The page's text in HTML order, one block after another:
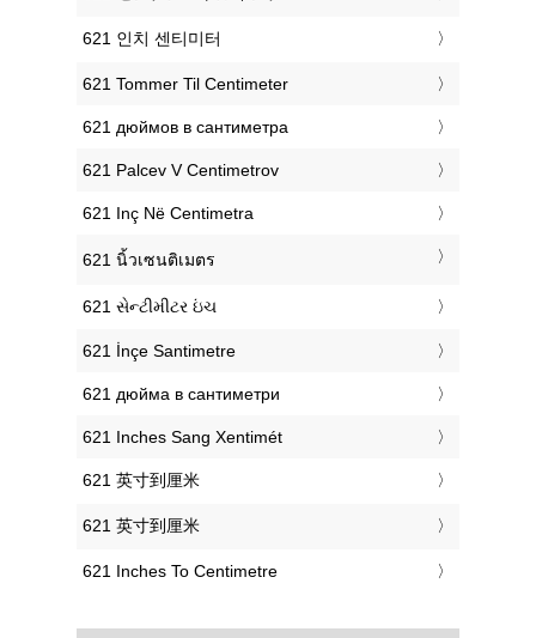
‎621 인치 센티미터
‎621 Tommer Til Centimeter
‎621 дюймов в сантиметра
‎621 Palcev V Centimetrov
‎621 Inç Në Centimetra
‎621 นิ้วเซนติเมตร
‎621 સેન્ટીમીટર ઇંચ
‎621 İnçe Santimetre
‎621 дюйма в сантиметри
‎621 Inches Sang Xentimét
‎621 英寸到厘米
‎621 英寸到厘米
‎621 Inches To Centimetre